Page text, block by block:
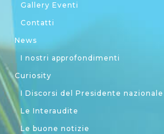
Gallery Eventi
Contatti
News
I nostri approfondimenti
Curiosity
I Discorsi del Presidente nazionale
Le Interaudite
Le buone notizie